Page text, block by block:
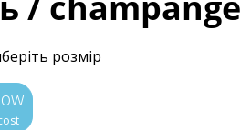
розмір